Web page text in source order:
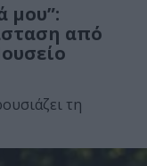
μου”:
από
τη